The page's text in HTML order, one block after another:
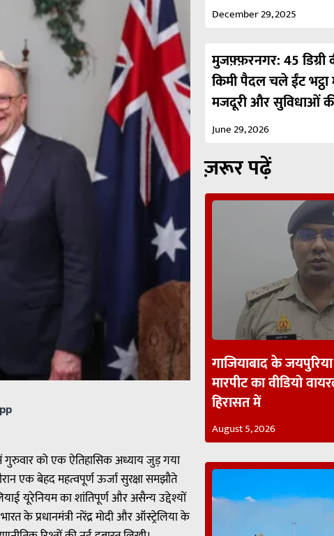
गुरुवार को एक ऐतिहासिक अध्याय जुड़ गया
एक बेहद महत्वपूर्ण ऊर्जा सुरक्षा समझौते
यूरेनियम का शांतिपूर्ण और असैन्य उद्देश्यों
के प्रधानमंत्री नरेंद्र मोदी और ऑस्ट्रेलिया के
December 29, 2025
मुजफ़्फ़रनगर: 45 डिग्री
किमी पैदल चले ईंट
मजदूरी और सुविधाओं
June 29, 2026
ज़रूर पढ़ें
गाजियाबाद के
मारपीट का वीडियो
हिरासत में
August 5, 2026